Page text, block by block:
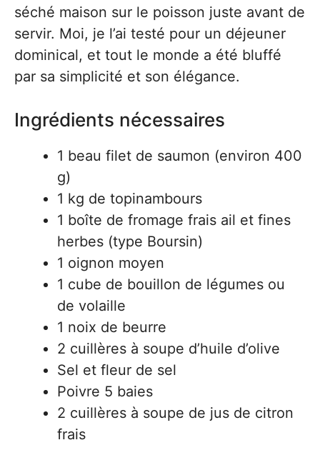
séché maison sur le poisson juste avant de
servir. Moi, je l’ai testé pour un déjeuner
dominical, et tout le monde a été bluffé
par sa simplicité et son élégance.
Ingrédients nécessaires
1 beau filet de saumon (environ 400
g)
1 kg de topinambours
1 boîte de fromage frais ail et fines
herbes (type Boursin)
1 oignon moyen
1 cube de bouillon de légumes ou
de volaille
1 noix de beurre
2 cuillères à soupe d’huile d’olive
Sel et fleur de sel
Poivre 5 baies
2 cuillères à soupe de jus de citron
frais